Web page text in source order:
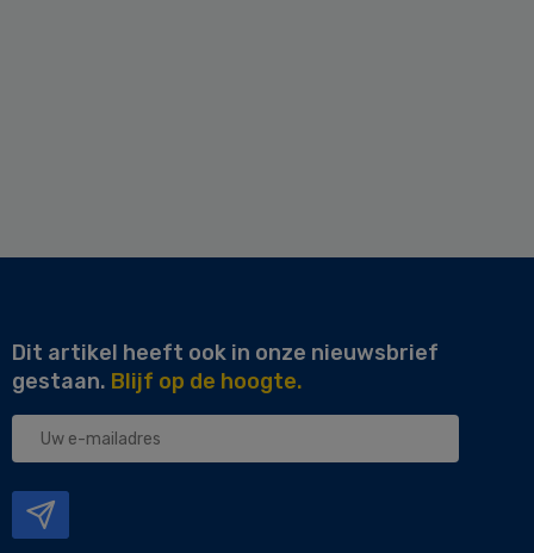
Dit artikel heeft ook in onze nieuwsbrief
gestaan. Blijf op de hoogte.
Uw